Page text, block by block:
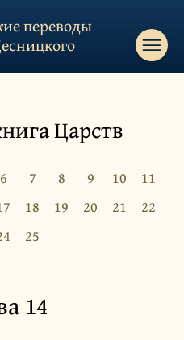
переводы
Царств
6 7 8 9 10
11
18 19 20 21
22
25
14